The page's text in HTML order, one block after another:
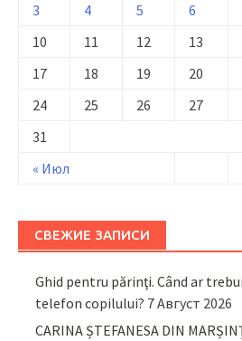
« Июл
3
4 5 6
10
11 12 13
17
18 19 20
24
25 26 27
31
СВЕЖИЕ ЗАПИСИ
Ghid pentru părinţi. Când ar
telefon copilului? 7 Август 2026
CARINA ȘTEFANESA DIN